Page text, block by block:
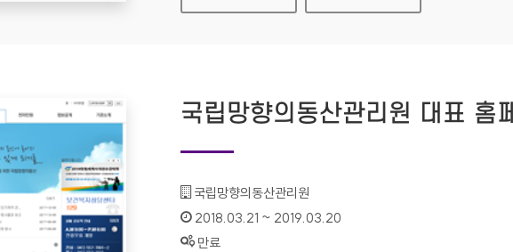
국립망향의동산관리원 대표 홈
기관명 :
국립망향의동산관리원
인증기간 :
2018.03.21 ~ 2019.03.20
상태 :
만료